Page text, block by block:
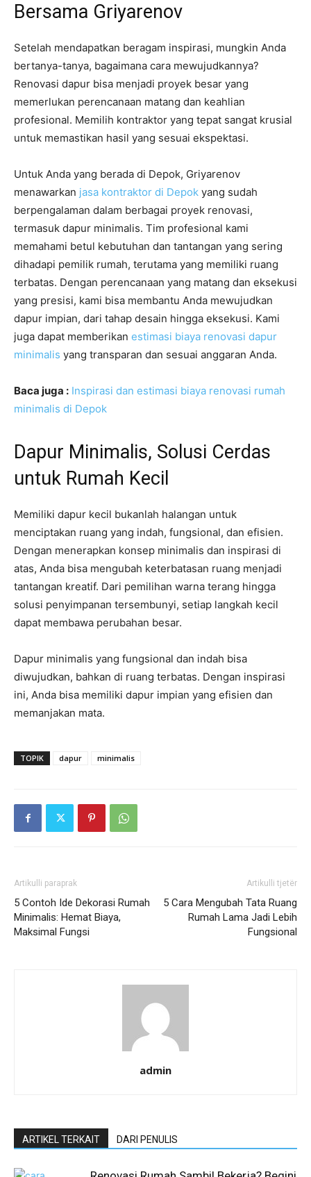
Bersama Griyarenov
Setelah mendapatkan beragam inspirasi, mungkin Anda
bertanya-tanya, bagaimana cara mewujudkannya?
Renovasi dapur bisa menjadi proyek besar yang
memerlukan perencanaan matang dan keahlian
profesional. Memilih kontraktor yang tepat sangat krusial
untuk memastikan hasil yang sesuai ekspektasi.
Untuk Anda yang berada di Depok, Griyarenov
menawarkan jasa kontraktor di Depok yang sudah
berpengalaman dalam berbagai proyek renovasi,
termasuk dapur minimalis. Tim profesional kami
memahami betul kebutuhan dan tantangan yang sering
dihadapi pemilik rumah, terutama yang memiliki ruang
terbatas. Dengan perencanaan yang matang dan eksekusi
yang presisi, kami bisa membantu Anda mewujudkan
dapur impian, dari tahap desain hingga eksekusi. Kami
juga dapat memberikan estimasi biaya renovasi dapur
minimalis yang transparan dan sesuai anggaran Anda.
Baca juga : Inspirasi dan estimasi biaya renovasi rumah
minimalis di Depok
Dapur Minimalis, Solusi Cerdas
untuk Rumah Kecil
Memiliki dapur kecil bukanlah halangan untuk
menciptakan ruang yang indah, fungsional, dan efisien.
Dengan menerapkan konsep minimalis dan inspirasi di
atas, Anda bisa mengubah keterbatasan ruang menjadi
tantangan kreatif. Dari pemilihan warna terang hingga
solusi penyimpanan tersembunyi, setiap langkah kecil
dapat membawa perubahan besar.
Dapur minimalis yang fungsional dan indah bisa
diwujudkan, bahkan di ruang terbatas. Dengan inspirasi
ini, Anda bisa memiliki dapur impian yang efisien dan
memanjakan mata.
TOPIK dapur minimalis
Artikulli paraprak
5 Contoh Ide Dekorasi Rumah
Minimalis: Hemat Biaya,
Maksimal Fungsi
Artikulli tjetër
5 Cara Mengubah Tata Ruang
Rumah Lama Jadi Lebih
Fungsional
admin
ARTIKEL TERKAIT DARI PENULIS